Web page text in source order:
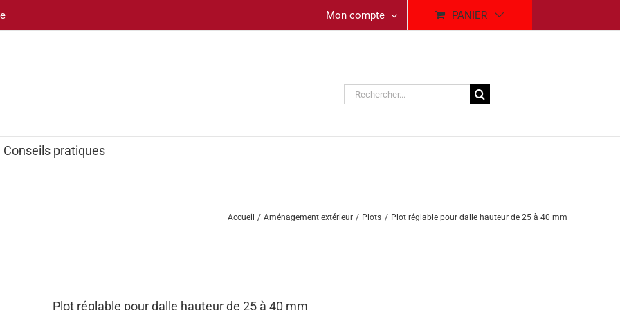
Mon compte PANIER
Rechercher:
Conseils pratiques
Accueil Aménagement extérieur Plots Plot réglable pour dalle hauteur de 25 à 40 mm
Plot réglable pour dalle hauteur de 25 à 40 mm